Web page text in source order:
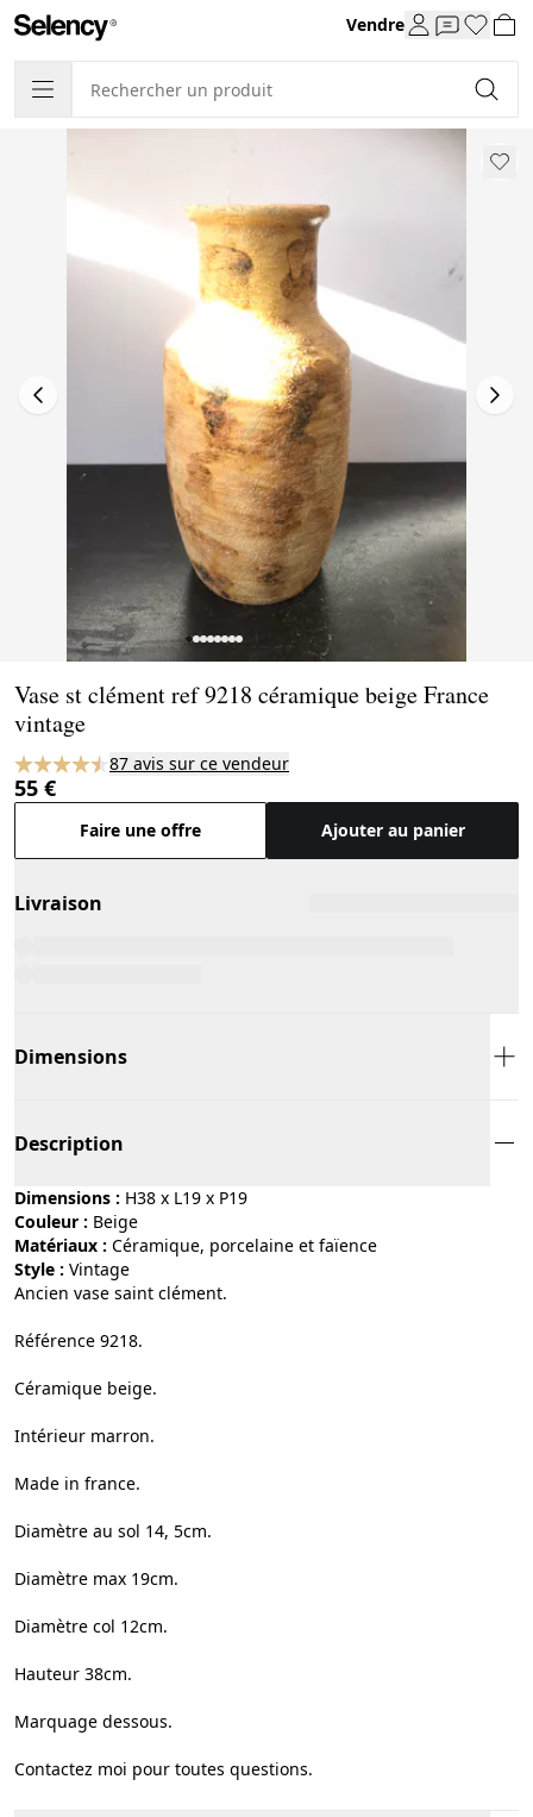
Vendre
Vase st clément ref 9218 céramique beige France
vintage
87 avis sur ce vendeur
55 €
Faire une offre Ajouter au panier
Livraison
Dimensions
Description
Dimensions : H38 x L19 x P19
Couleur :
beige
Matériaux :
céramique, porcelaine et faïence
Style :
vintage
Ancien vase saint clément.
Référence 9218.
Céramique beige.
Intérieur marron.
Made in france.
Diamètre au sol 14, 5cm.
Diamètre max 19cm.
Diamètre col 12cm.
Hauteur 38cm.
Marquage dessous.
Contactez moi pour toutes questions.